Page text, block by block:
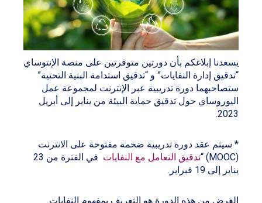
يسعدنا إبلاغكم بأن دورتين متوفرتين على منصة الإنتوساي
“تدقيق إدارة النفايات” و “تدقيق استدامة البنية التحتية”
ستصاحبهما دورة تدريبية عبر الإنترنت لمجموعة عمل
اليوروساي حول تدقيق حماية البيئة من يناير إلى أبريل
2023.
* سيتم عقد دورة تدريبية ضخمة مفتوحة على الانترنت
(MOOC) “
تدقيق التعامل مع النفايات
في الفترة من 23
يناير إلى 19 فبراير.
الغرض من هذه الدورة هو التعريف بمفهوم النفايات